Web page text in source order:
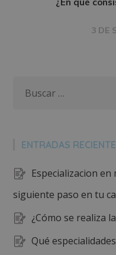
3 DE
ENTRADAS
Especializacion en
siguiente paso en tu
¿Cómo se realiza
Qué